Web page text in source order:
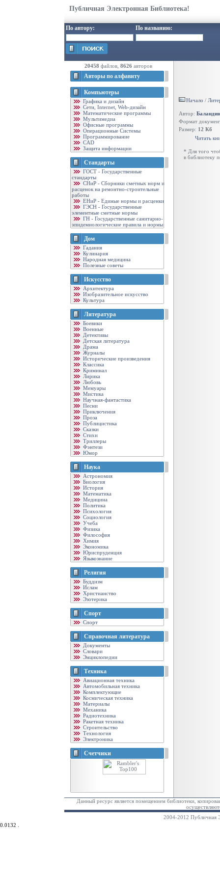
Публичная Электронная Библиотека!
По автору: По названию:
20458 файлов, 8626 авторов
Авторы по алфавиту
Компьютеры
Графика и дизайн
Cети, Internet, Web-дизайн
Математические программы
Мультимедиа
Офисные программы
Операционные Системы
Программирование
CAD
Защита информации
Стандарты
ГОСТ - Государственные
стандарты
CНиР - Сборники сметных норм и
расценок на ремонтно-строительные
работы
ЕНиР - Единые нормы и расценки
ГЭСН - Государственные
элементные сметные нормы
ГН - Государственные санитарно-
эпидемиологические правила и нормы
Дом
Гадания
Кулинария
Народная медицина
Полезные советы
Искусство
Архитектура
Изобразительное искусство
Культура
Литература
Боевики
Военные
Детективы
Детская литература
Драма
Журналы
Исторические произведения
Классика
Криминал
Лирика
Любовь
Мемуары
Мистика
Научная-фантастика
Песни
Приключения
Проза
Публицистика
Сказки
Стихи
Триллеры
Фэнтези
Юмор
Наука
Астрономия
Биология
История
Математика
Медицина
Политика
Психология
Социология
Учеба
Физика
Философия
Химия
Экономика
Юриспруденция
Языкознание
Религия
Буддизм
Ислам
Христианство
Эзотерика
Спорт
Спорт
Справочная литература
Документы
Словари
Энциклопедии
Техника
Авиационная техника
Автомобильная техника
Комплектующие
Космическая техника
Материалы
Механика
Радиотехника
Ракетная техника
Строительство
Технология
Электроника
Счетчики
Начало /
Автор:
Формат
Размер: 12 Кб
Читать
* Для того
в библиотеку
Данный ресурс является помещением библиотеки,
2004-2012 Публичная
0.0132 .